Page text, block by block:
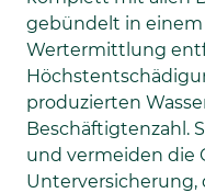
gebündelt in einem
Wertermittlung
produzierten
Beschäftigtenzahl.
und vermeiden die
Unterversicherung,